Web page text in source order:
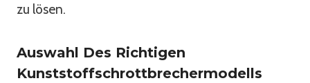
zu lösen.
Auswahl Des Richtigen
Kunststoffschrottbrechermodells